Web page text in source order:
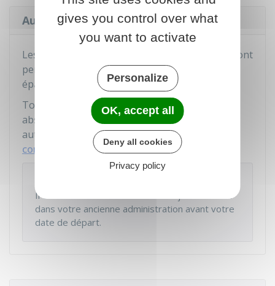
Au 1er janvier de l'année
Les congés annuels non pris au 31 décembre sont
perdus sauf si vous les versez sur un compte
épargne-temps (CET).
Toutefois, les congés non pris en raison d'une
absence prolongée pour raison de santé sont
automatiquement reportés souscertaines
conditions
Il est recommandé de solder vos jours de RTT
dans votre ancienne administration avant votre
date de départ.
gives you control over what
you want to activate
Personalize
OK, accept all
Deny all cookies
Privacy policy